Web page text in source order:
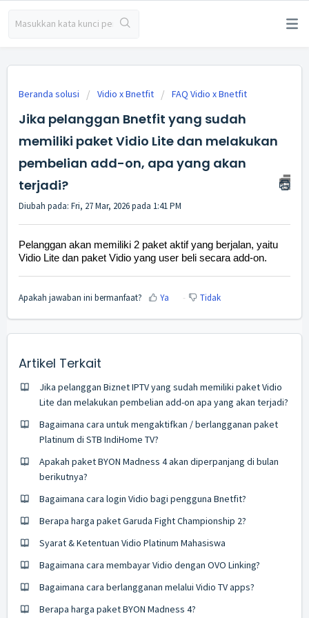
Beranda solusi Vidio x Bnetfit FAQ Vidio x Bnetfit
Jika pelanggan Bnetfit yang sudah
memiliki paket Vidio Lite dan melakukan
pembelian add-on, apa yang akan
terjadi?
Diubah pada: Fri, 27 Mar, 2026 pada 1:41 PM
Pelanggan akan memiliki 2 paket aktif yang berjalan, yaitu
Vidio Lite dan paket Vidio yang user beli secara add-on.
Apakah jawaban ini bermanfaat? Ya Tidak
Artikel Terkait
Jika pelanggan Biznet IPTV yang sudah memiliki paket Vidio
Lite dan melakukan pembelian add-on apa yang akan terjadi?
Bagaimana cara untuk mengaktifkan / berlangganan paket
Platinum di STB IndiHome TV?
Apakah paket BYON Madness 4 akan diperpanjang di bulan
berikutnya?
Bagaimana cara login Vidio bagi pengguna Bnetfit?
Berapa harga paket Garuda Fight Championship 2?
Syarat & Ketentuan Vidio Platinum Mahasiswa
Bagaimana cara membayar Vidio dengan OVO Linking?
Bagaimana cara berlangganan melalui Vidio TV apps?
Berapa harga paket BYON Madness 4?